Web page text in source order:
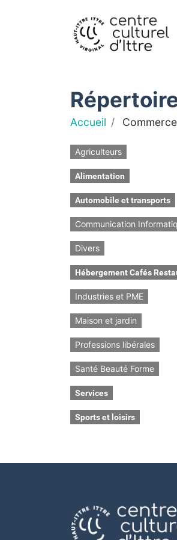
Accueil
Agriculteurs
Alimentation
Automobile et transports
Communication
Divers
Hébergement Cafés
Industries et PME
Maison et jardin
Professions libérales
Santé Beauté Forme
Services
Sports et loisirs